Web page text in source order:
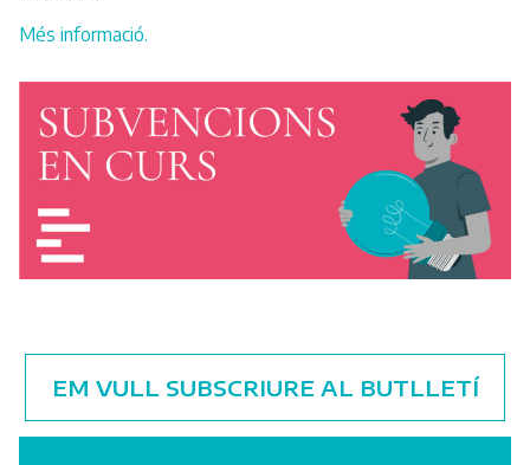
Més informació.
EM VULL SUBSCRIURE AL BUTLLETÍ